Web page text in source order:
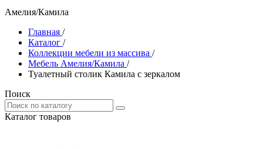
Амелия/Камила
Главная /
Каталог /
Коллекции мебели из массива /
Мебель Амелия/Камила /
Туалетный столик Камила с зеркалом
Поиск
Каталог товаров